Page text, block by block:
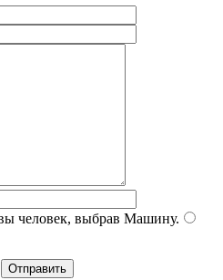
человек, выбрав Машину.